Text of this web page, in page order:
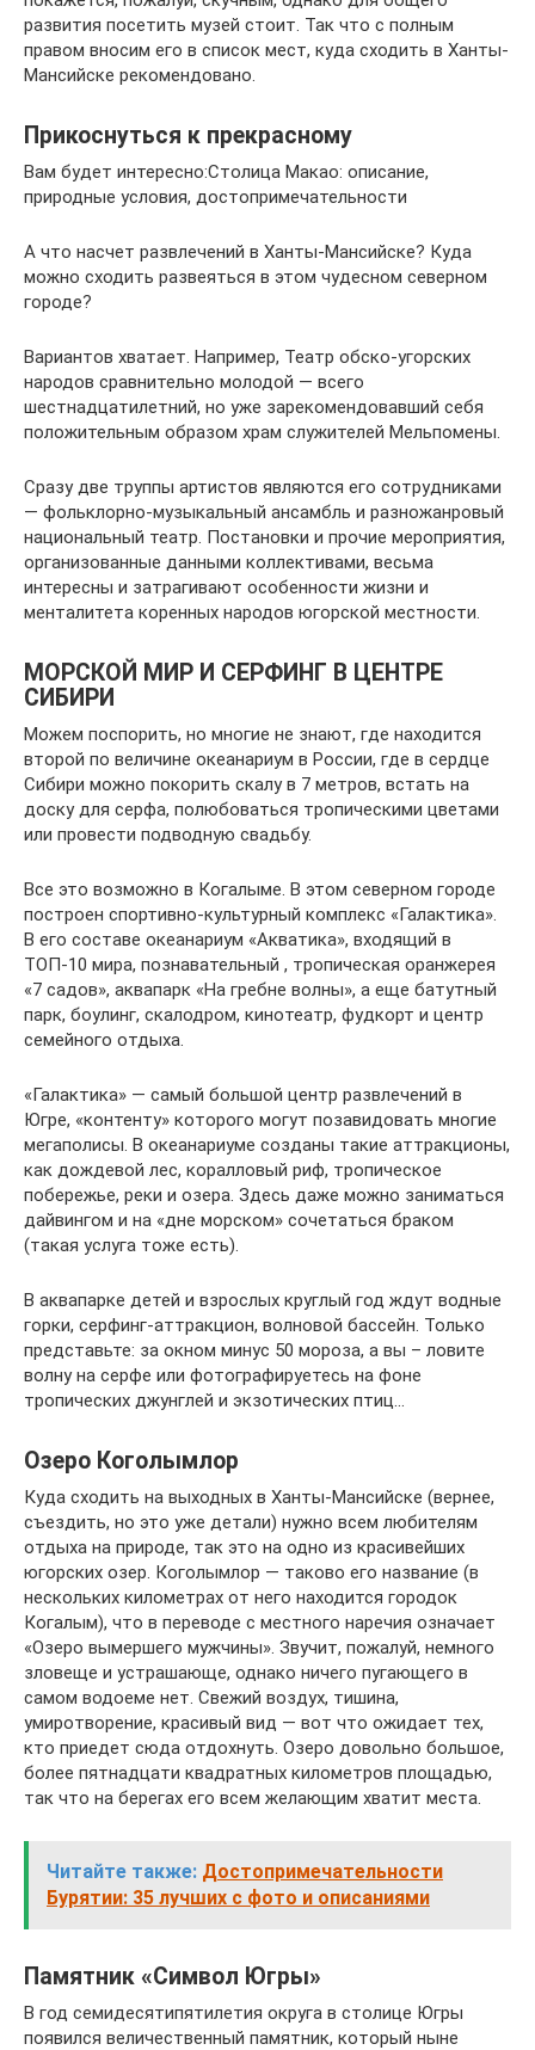
развития посетить музей стоит. Так что с полным
правом вносим его в список мест, куда сходить в Ханты-
Мансийске рекомендовано.
Прикоснуться к прекрасному
Вам будет интересно:Столица Макао: описание,
природные условия, достопримечательности
А что насчет развлечений в Ханты-Мансийске? Куда
можно сходить развеяться в этом чудесном северном
городе?
Вариантов хватает. Например, Театр обско-угорских
народов сравнительно молодой — всего
шестнадцатилетний, но уже зарекомендовавший себя
положительным образом храм служителей Мельпомены.
Сразу две труппы артистов являются его сотрудниками
— фольклорно-музыкальный ансамбль и разножанровый
национальный театр. Постановки и прочие мероприятия,
организованные данными коллективами, весьма
интересны и затрагивают особенности жизни и
менталитета коренных народов югорской местности.
МОРСКОЙ МИР И СЕРФИНГ В ЦЕНТРЕ
СИБИРИ
Можем поспорить, но многие не знают, где находится
второй по величине океанариум в России, где в сердце
Сибири можно покорить скалу в 7 метров, встать на
доску для серфа, полюбоваться тропическими цветами
или провести подводную свадьбу.
Все это возможно в Когалыме. В этом северном городе
построен спортивно-культурный комплекс «Галактика».
В его составе океанариум «Акватика», входящий в
ТОП-10 мира, познавательный , тропическая оранжерея
«7 садов», аквапарк «На гребне волны», а еще батутный
парк, боулинг, скалодром, кинотеатр, фудкорт и центр
семейного отдыха.
«Галактика» — самый большой центр развлечений в
Югре, «контенту» которого могут позавидовать многие
мегаполисы. В океанариуме созданы такие аттракционы,
как дождевой лес, коралловый риф, тропическое
побережье, реки и озера. Здесь даже можно заниматься
дайвингом и на «дне морском» сочетаться браком
(такая услуга тоже есть).
В аквапарке детей и взрослых круглый год ждут водные
горки, серфинг-аттракцион, волновой бассейн. Только
представьте: за окном минус 50 мороза, а вы – ловите
волну на серфе или фотографируетесь на фоне
тропических джунглей и экзотических птиц…
Озеро Коголымлор
Куда сходить на выходных в Ханты-Мансийске (вернее,
съездить, но это уже детали) нужно всем любителям
отдыха на природе, так это на одно из красивейших
югорских озер. Коголымлор — таково его название (в
нескольких километрах от него находится городок
Когалым), что в переводе с местного наречия означает
«Озеро вымершего мужчины». Звучит, пожалуй, немного
зловеще и устрашающе, однако ничего пугающего в
самом водоеме нет. Свежий воздух, тишина,
умиротворение, красивый вид — вот что ожидает тех,
кто приедет сюда отдохнуть. Озеро довольно большое,
более пятнадцати квадратных километров площадью,
так что на берегах его всем желающим хватит места.
Читайте также: Достопримечательности
Бурятии: 35 лучших с фото и описаниями
Памятник «Символ Югры»
В год семидесятипятилетия округа в столице Югры
появился величественный памятник, который ныне